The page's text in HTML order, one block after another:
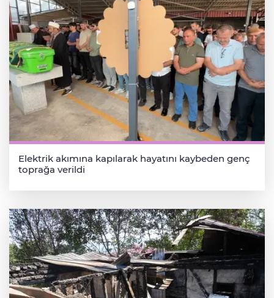
Elektrik akımına kapılarak hayatını kaybeden genç
toprağa verildi